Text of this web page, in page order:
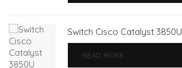
Switch Cisco Catalyst 3850U
READ MORE